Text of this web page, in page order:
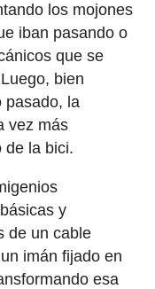
los mojones
iban pasando o
que se
bien
pasado, la
vez más
de la bici.
y
de un cable
imán fijado en
esa